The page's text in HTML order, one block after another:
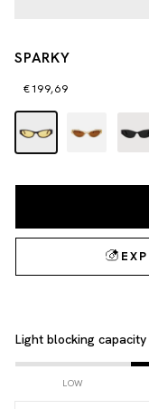
SPARKY
€199,69
Light blocking capacity
LOW